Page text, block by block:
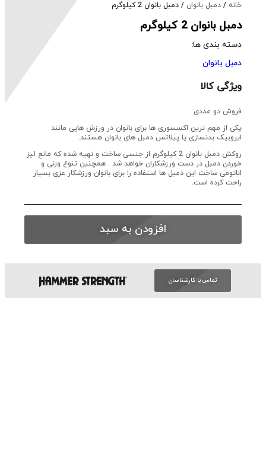
خانه / دمبل بانوان / دمبل بانوان 2 کیلوگرم
دمبل بانوان 2 کیلوگرم
دسته بندی ها:
دمبل بانوان
ویژگی کالا
فروش دو عددی
یکی از مهم ترین اکسسوری ها برای بانوان در ورزش هایی مانند
ایروبیک بدنسازی یا پیلاتس دمبل های بانوان هستند.
روکش دمبل بانوان 2 کیلوگرم از جنسی ساخت و تهیه شده که مانع لیز
خوردن دمبل در دست ورزشکاران خواهد شد . همچنین تنوع وزنی و
اناتومی ساخت این دمبل ها استفاده را برای بانوان ورزشکار عزی بسیار
راحت کرده است.
افزودن به سبد
تماس با کارشناسان